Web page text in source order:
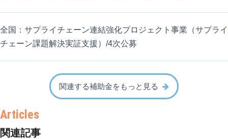
全国：サプライチェーン連結強化プロジェクト事業（サプライ
チェーン課題解決実証支援）/4次公募
関連する補助金をもっと見る
関連記事